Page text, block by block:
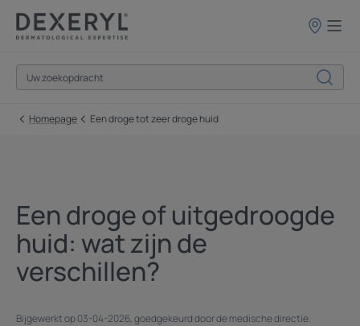
Homepage Een droge tot zeer droge huid
Een droge of uitgedroogde
huid: wat zijn de
verschillen?
Bijgewerkt op03-04-2026, goedgekeurd doorde medische directie.